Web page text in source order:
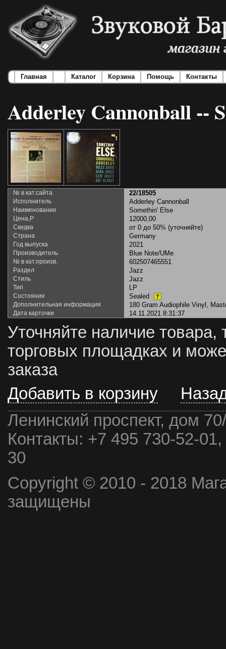
Главная Каталог Корзина Помощь Контакты
Adderley Cannonball --
№ в кат.сайта 22/18505
Исполнитель Adderley Cannonball
Наименование Somethin' Else
Цена,Р 12000,00
Скидка от 0 до 50% (уточняйте)
Страна Germany
Год выпуска 2021
Производитель Blue Note/UMe
№ в кат.произв. 602507465551
Раздел Jazz
Стиль Jazz
Тип LP
Состояние Sealed ?
Дополнительная информация 180 Gram Audiophile Vinyl,
Дата карточки 14.11.2021 8:31:37
Уточняйте наличие товара,
торговых площадках и
заказа
Добавить в корзину
Ленинский проспект, дом
Контакты: +7 495 730-52-
30
Copyright © 2010 - 2018
защищены